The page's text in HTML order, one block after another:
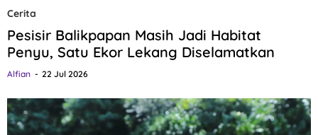
Cerita
Pesisir Balikpapan Masih Jadi Habitat
Penyu, Satu Ekor Lekang Diselamatkan
Alfian 22 Jul 2026